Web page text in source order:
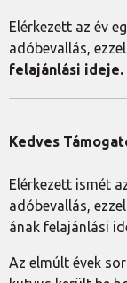
Elérkezett az év
adóbevallás,
felajánlási ideje.
Kedves
Elérkezett ismét
adóbevallás,
ának felajánlási
Az elmúlt évek